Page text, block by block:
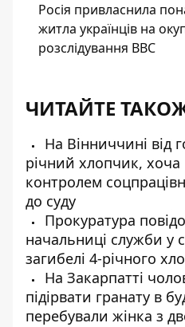
Росія привласнила
житла українців на
розслідування BBC
ЧИТАЙТЕ
На Вінниччині від
річний хлопчик, хоча
контролем
до суду
Прокуратура
начальниці служби у
загибелі 4-річного
На Закарпатті
підірвати гранату в
перебували жінка з